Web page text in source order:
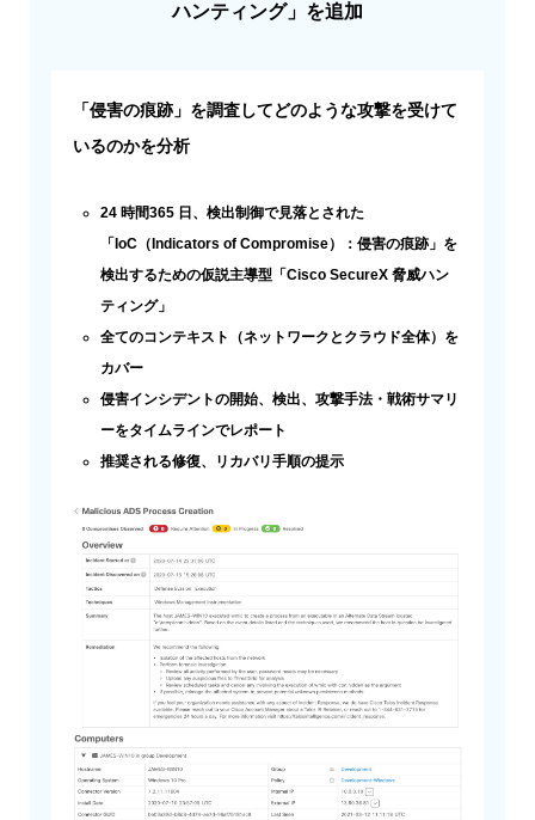
ハンティング」を追加
「侵害の痕跡」を調査してどのような攻撃を受けて
いるのかを分析
24 時間365 日、検出制御で見落とされた
「IoC（Indicators of Compromise）：侵害の痕跡」を
検出するための仮説主導型「Cisco SecureX 脅威ハン
ティング」
全てのコンテキスト（ネットワークとクラウド全体）を
カバー
侵害インシデントの開始、検出、攻撃手法・戦術サマリ
ーをタイムラインでレポート
推奨される修復、リカバリ手順の提示